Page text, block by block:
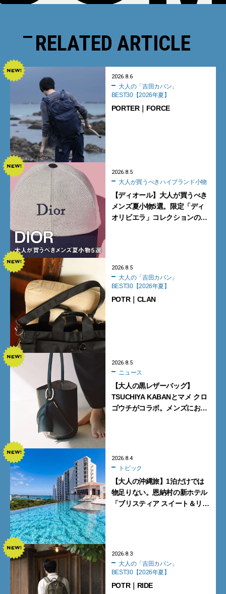
RELATED ARTICLE
2026.8.6
BEST30【2026年夏】
PORTER｜FORCE
2026.8.5
大人が買うべきハイブランド小物
【ディオール】大人が買うべき
メンズ夏小物5選。限定「ディ
オリビエラ」コレクションの
2026.8.5
BEST30【2026年夏】
POTR｜CLAN
2026.8.5
ニュース
【大人の黒レザーバッグ】
TSUCHIYA KABANとマメ クロ
ゴウチがコラボ。メンズにおす
2026.8.4
トピック
【大人の沖縄旅】1泊だけでは
物足りない。恩納村の新ホテル
「ブリスティア スイート＆リ
2026.8.3
BEST30【2026年夏】
POTR｜RIDE